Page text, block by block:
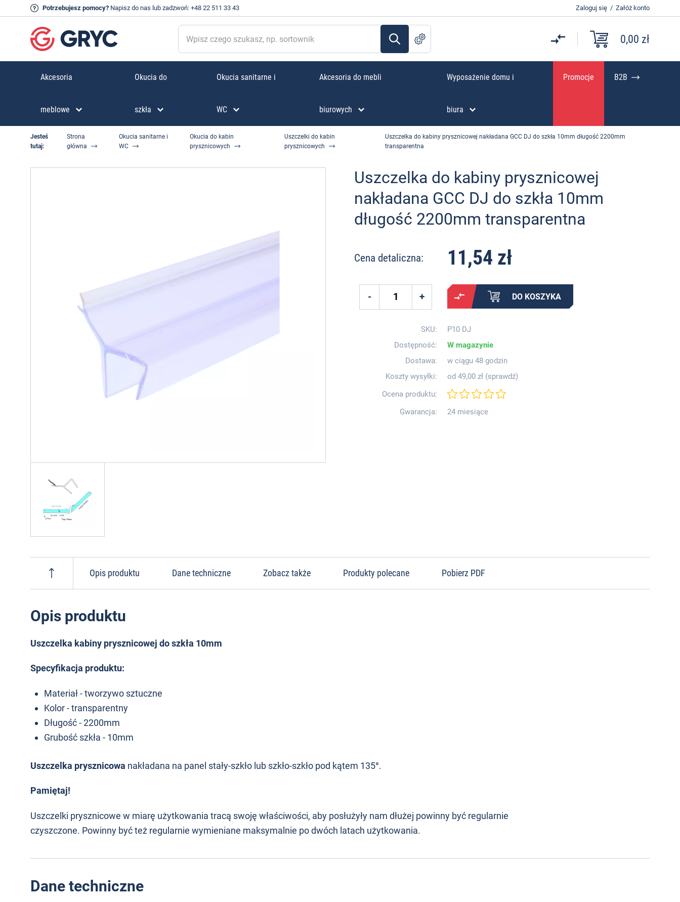
Potrzebujesz pomocy? Napisz do nas lub zadzwoń: +48 22 511 33 43 Zaloguj się / Załóż konto
0,00 zł
Akcesoria
meblowe
Okucia do
szkła
Okucia sanitarne i
WC
Akcesoria do mebli
biurowych
Wyposażenie domu i
biura
Promocje B2B
Jesteś
tutaj:
Strona
główna
Okucia sanitarne i
WC
Okucia do kabin
prysznicowych
Uszczelki do kabin
prysznicowych
Uszczelka do kabiny prysznicowej nakładana GCC DJ do szkła 10mm długość 2200mm
transparentna
Uszczelka do kabiny prysznicowej
nakładana GCC DJ do szkła 10mm
długość 2200mm transparentna
Cena detaliczna: 11,54 zł
DO KOSZYKA
SKU:
P10 DJ
Dostępność:
W magazynie
Dostawa:
w ciągu 48 godzin
Koszty wysyłki:
od 49,00 zł (sprawdź)
Ocena produktu:
Gwarancja:
24 miesiące
Opis produktu Dane techniczne Zobacz także Produkty polecane Pobierz PDF
Opis produktu
Uszczelka kabiny prysznicowej do szkła 10mm
Specyfikacja produktu:
Materiał - tworzywo sztuczne
Kolor - transparentny
Długość - 2200mm
Grubość szkła - 10mm
Uszczelka prysznicowa nakładana na panel stały-szkło lub szkło-szkło pod kątem 135°.
Pamiętaj!
Uszczelki prysznicowe w miarę użytkowania tracą swoję właściwości, aby posłużyły nam dłużej powinny być regularnie
czyszczone. Powinny być też regularnie wymieniane maksymalnie po dwóch latach użytkowania.
Dane techniczne